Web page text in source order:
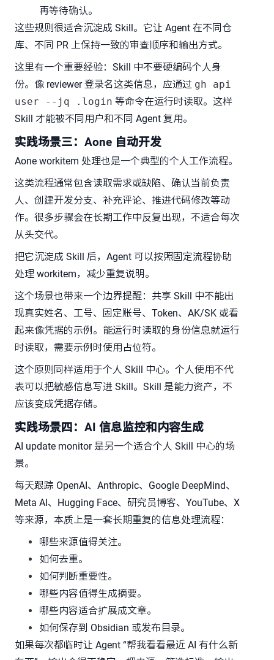
再等待确认。
这些规则很适合沉淀成 Skill。它让 Agent 在不同仓
库、不同 PR 上保持一致的审查顺序和输出方式。
这里有一个重要经验：Skill 中不要硬编码个人身
份。像 reviewer 登录名这类信息，应通过 gh api
user --jq .login 等命令在运行时读取。这样
Skill 才能被不同用户和不同 Agent 复用。
实践场景三：Aone 自动开发
Aone workitem 处理也是一个典型的个人工作流程。
这类流程通常包含读取需求或缺陷、确认当前负责
人、创建开发分支、补充评论、推进代码修改等动
作。很多步骤会在长期工作中反复出现，不适合每次
从头交代。
把它沉淀成 Skill 后，Agent 可以按照固定流程协助
处理 workitem，减少重复说明。
这个场景也带来一个边界提醒：共享 Skill 中不能出
现真实姓名、工号、固定账号、Token、AK/SK 或看
起来像凭据的示例。能运行时读取的身份信息就运行
时读取，需要示例时使用占位符。
这个原则同样适用于个人 Skill 中心。个人使用不代
表可以把敏感信息写进 Skill。Skill 是能力资产，不
应该变成凭据存储。
实践场景四：AI 信息监控和内容生成
AI update monitor 是另一个适合个人 Skill 中心的场
景。
每天跟踪 OpenAI、Anthropic、Google DeepMind、
Meta AI、Hugging Face、研究员博客、YouTube、X
等来源，本质上是一套长期重复的信息处理流程：
哪些来源值得关注。
如何去重。
如何判断重要性。
哪些内容值得生成摘要。
哪些内容适合扩展成文章。
如何保存到 Obsidian 或发布目录。
如果每次都临时让 Agent “帮我看看最近 AI 有什么新